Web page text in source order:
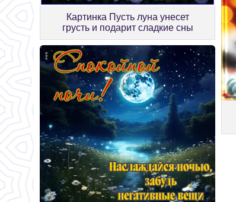
Картинка Пусть луна унесет
грусть и подарит сладкие сны